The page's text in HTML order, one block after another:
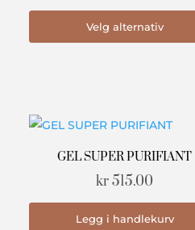
Velg alternativ
GEL SUPER PURIFIANT
kr515.00
Legg i handlekurv